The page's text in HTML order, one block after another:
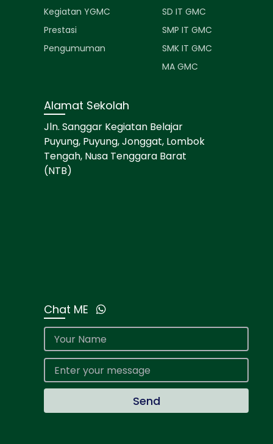
Kegiatan YGMC
Prestasi
Pengumuman
SD IT GMC
SMP IT GMC
SMK IT GMC
MA GMC
Alamat Sekolah
Jln. Sanggar Kegiatan Belajar
Puyung, Puyung, Jonggat, Lombok
Tengah, Nusa Tenggara Barat
(NTB)
Chat ME